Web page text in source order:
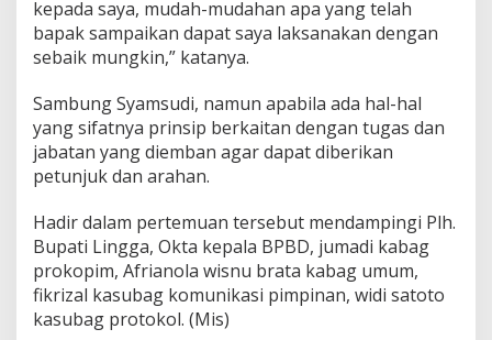
kepada saya, mudah-mudahan apa yang telah
bapak sampaikan dapat saya laksanakan dengan
sebaik mungkin,” katanya.
Sambung Syamsudi, namun apabila ada hal-hal
yang sifatnya prinsip berkaitan dengan tugas dan
jabatan yang diemban agar dapat diberikan
petunjuk dan arahan.
Hadir dalam pertemuan tersebut mendampingi Plh.
Bupati Lingga, Okta kepala BPBD, jumadi kabag
prokopim, Afrianola wisnu brata kabag umum,
fikrizal kasubag komunikasi pimpinan, widi satoto
kasubag protokol. (Mis)